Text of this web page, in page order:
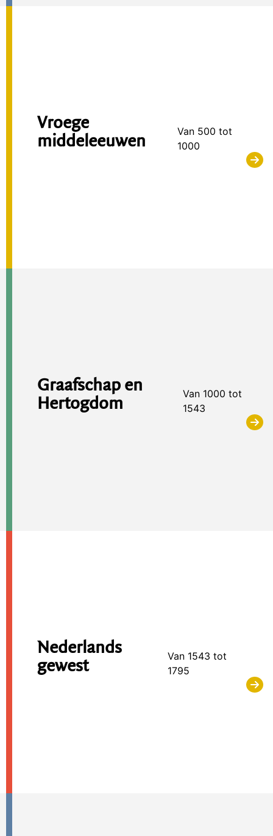
Vroege
middeleeuwen
Van 500 tot
1000
Graafschap en
Hertogdom
Van 1000 tot
1543
Nederlands
gewest
Van 1543 tot
1795